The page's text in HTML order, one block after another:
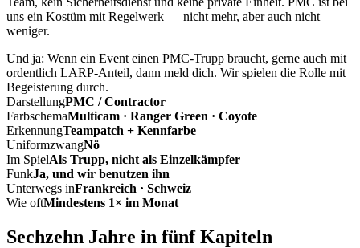
uns ein Kostüm mit Regelwerk — nicht mehr, aber auch nicht
weniger.
Und ja: Wenn ein Event einen PMC-Trupp braucht, gerne auch mit
ordentlich LARP-Anteil, dann meld dich. Wir spielen die Rolle mit
Begeisterung durch.
DarstellungPMC / Contractor
FarbschemaMulticam · Ranger Green · Coyote
ErkennungTeampatch + Kennfarbe
UniformzwangNö
Im SpielAls Trupp, nicht als Einzelkämpfer
FunkJa, und wir benutzen ihn
Unterwegs inFrankreich · Schweiz
Wie oftMindestens 1× im Monat
Sechzehn Jahre in fünf Kapiteln